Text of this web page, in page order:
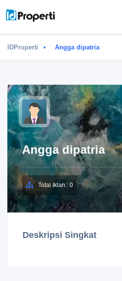
IDProperti Angga dipatria
Angga dipatria
Total Iklan : 0
Deskripsi Singkat